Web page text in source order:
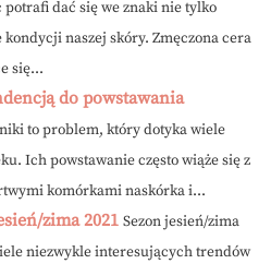
potrafi dać się we znaki nie tylko
naszej skóry. Zmęczona cera
się...
do powstawania
to problem, który dotyka wiele
Ich powstawanie często wiąże się z
komórkami naskórka i...
zima 2021 Sezon jesień/zima
niezwykle interesujących trendów